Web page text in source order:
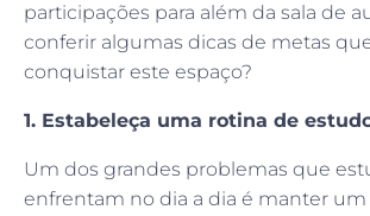
participações para além da sala de
conferir algumas dicas de metas
conquistar este espaço?
1. Estabeleça uma rotina de
Um dos grandes problemas que
enfrentam no dia a dia é manter